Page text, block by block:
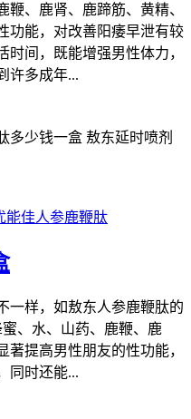
、鹿肾、鹿蹄筋、黄精、
功能，对改善阳痿早泄有较
间，既能增强男性体力，
许多成年...
多少钱一盒 敖东延时喷剂
能佳人参鹿鞭肽
一样，如敖东人参鹿鞭肽的
、水、山药、鹿鞭、鹿
提高男性朋友的性功能，
同时还能...